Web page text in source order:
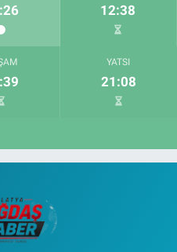
12:38
YATSI
21:08